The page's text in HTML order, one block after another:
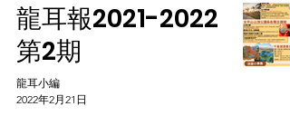
龍耳報2021-2022
第2期
龍耳小編
2022年2月21日